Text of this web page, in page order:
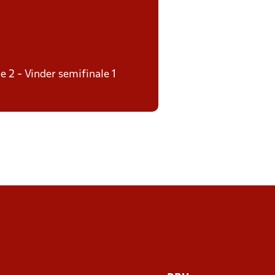
2 - Vinder semifinale 1